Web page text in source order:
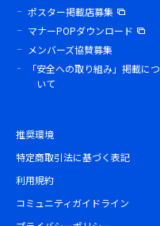
ポスター掲載店募集
マナーPOPダウンロード
メンバーズ協賛募集
「安全への取り組み」掲載につ
いて
推奨環境
特定商取引法に基づく表記
利用規約
コミュニティガイドライン